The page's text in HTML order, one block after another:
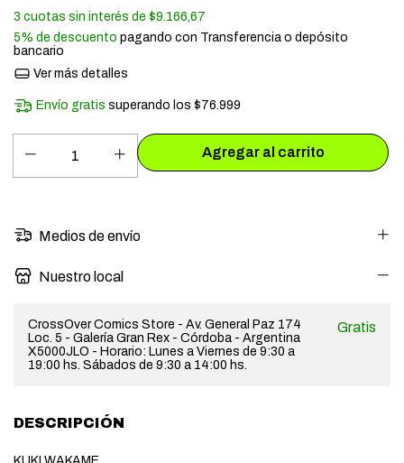
3 cuotas sin interés de $9.166,67
5% de descuento pagando con Transferencia o depósito
bancario
Ver más detalles
Envío gratis superando los$76.999
Medios de envío
Nuestro local
CrossOver Comics Store - Av. General Paz 174
Loc. 5 - Galería Gran Rex - Córdoba - Argentina
X5000JLO - Horario: Lunes a Viernes de 9:30 a
19:00 hs. Sábados de 9:30 a 14:00 hs.
Gratis
DESCRIPCIÓN